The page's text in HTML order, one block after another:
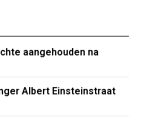
aangehouden na
Albert Einsteinstraat